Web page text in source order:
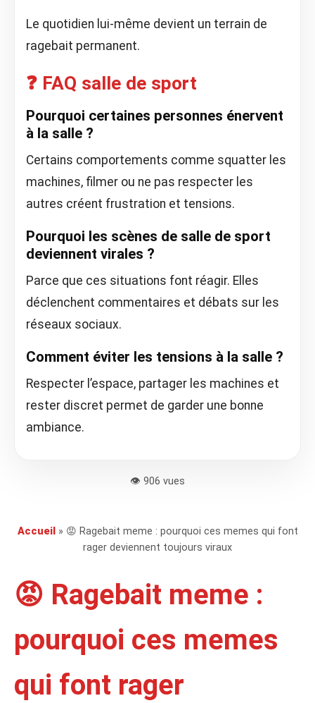
Le quotidien lui-même devient un terrain de
ragebait permanent.
❓ FAQ salle de sport
Pourquoi certaines personnes énervent
à la salle ?
Certains comportements comme squatter les
machines, filmer ou ne pas respecter les
autres créent frustration et tensions.
Pourquoi les scènes de salle de sport
deviennent virales ?
Parce que ces situations font réagir. Elles
déclenchent commentaires et débats sur les
réseaux sociaux.
Comment éviter les tensions à la salle ?
Respecter l’espace, partager les machines et
rester discret permet de garder une bonne
ambiance.
👁️ 906 vues
Accueil » 😡 Ragebait meme : pourquoi ces memes qui font
rager deviennent toujours viraux
😡 Ragebait meme :
pourquoi ces memes
qui font rager